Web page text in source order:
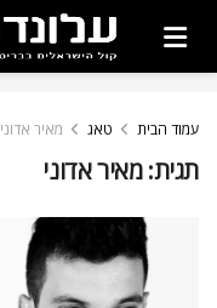
עמוד הבית טאג מאיר אדוני
תגית:מאיר אדוני